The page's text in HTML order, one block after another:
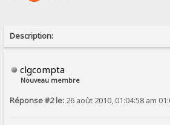
Description:
clgcompta
Nouveau membre
Réponse #2 le: 26 août 2010, 01:04:58 am